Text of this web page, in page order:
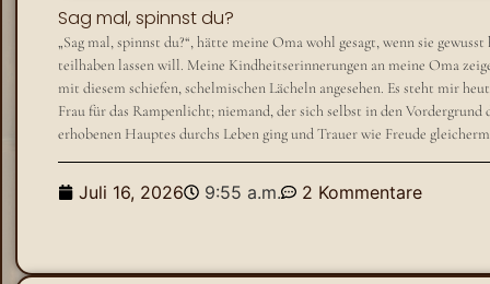
Sag mal, spinnst du?
„Sag mal, spinnst du?“, hätte meine Oma wohl gesagt, wenn sie
teilhaben lassen will. Meine Kindheitserinnerungen an meine Oma
mit diesem schiefen, schelmischen Lächeln angesehen. Es steht mir
Frau für das Rampenlicht; niemand, der sich selbst in den Vordergrund
erhobenen Hauptes durchs Leben ging und Trauer wie Freude
Juli 16, 2026 9:55 a.m. 2 Kommentare